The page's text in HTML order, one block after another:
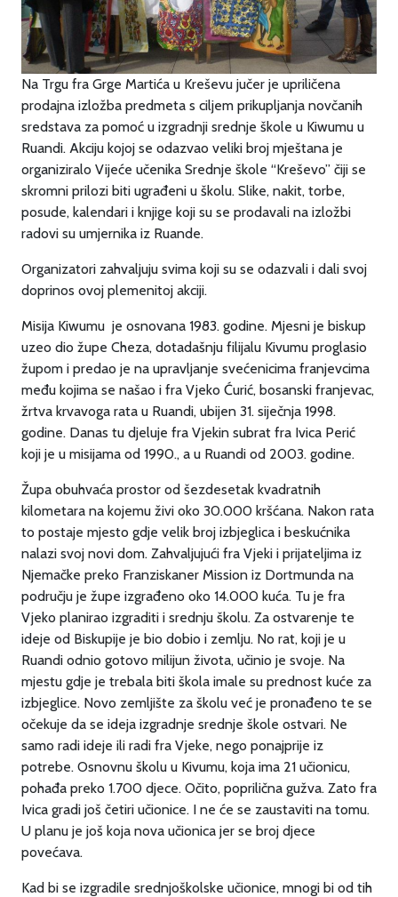
Na Trgu fra Grge Martića u Kreševu jučer je upriličena
prodajna izložba predmeta s ciljem prikupljanja novčanih
sredstava za pomoć u izgradnji srednje škole u Kiwumu u
Ruandi. Akciju kojoj se odazvao veliki broj mještana je
organiziralo Vijeće učenika Srednje škole “Kreševo” čiji se
skromni prilozi biti ugrađeni u školu. Slike, nakit, torbe,
posude, kalendari i knjige koji su se prodavali na izložbi
radovi su umjernika iz Ruande.
Organizatori zahvaljuju svima koji su se odazvali i dali svoj
doprinos ovoj plemenitoj akciji.
Misija Kiwumu je osnovana 1983. godine. Mjesni je biskup
uzeo dio župe Cheza, dotadašnju filijalu Kivumu proglasio
župom i predao je na upravljanje svećenicima franjevcima
među kojima se našao i fra Vjeko Ćurić, bosanski franjevac,
žrtva krvavoga rata u Ruandi, ubijen 31. siječnja 1998.
godine. Danas tu djeluje fra Vjekin subrat fra Ivica Perić
koji je u misijama od 1990., a u Ruandi od 2003. godine.
Župa obuhvaća prostor od šezdesetak kvadratnih
kilometara na kojemu živi oko 30.000 kršćana. Nakon rata
to postaje mjesto gdje velik broj izbjeglica i beskućnika
nalazi svoj novi dom. Zahvaljujući fra Vjeki i prijateljima iz
Njemačke preko Franziskaner Mission iz Dortmunda na
području je župe izgrađeno oko 14.000 kuća. Tu je fra
Vjeko planirao izgraditi i srednju školu. Za ostvarenje te
ideje od Biskupije je bio dobio i zemlju. No rat, koji je u
Ruandi odnio gotovo milijun života, učinio je svoje. Na
mjestu gdje je trebala biti škola imale su prednost kuće za
izbjeglice. Novo zemljište za školu već je pronađeno te se
očekuje da se ideja izgradnje srednje škole ostvari. Ne
samo radi ideje ili radi fra Vjeke, nego ponajprije iz
potrebe. Osnovnu školu u Kivumu, koja ima 21 učionicu,
pohađa preko 1.700 djece. Očito, poprilična gužva. Zato fra
Ivica gradi još četiri učionice. I ne će se zaustaviti na tomu.
U planu je još koja nova učionica jer se broj djece
povećava.
Kad bi se izgradile srednjoškolske učionice, mnogi bi od tih